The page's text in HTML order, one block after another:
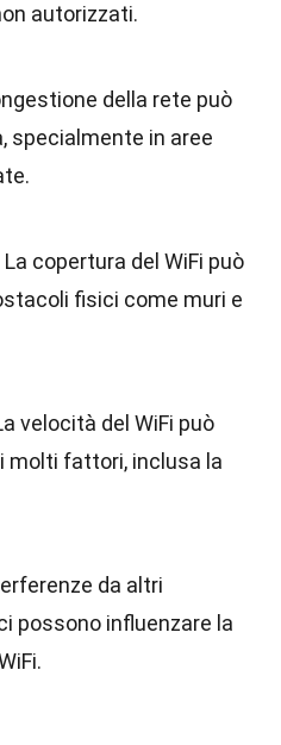
autorizzati.
della rete può
specialmente in aree
La copertura del WiFi può
fisici come muri e
velocità del WiFi può
molti fattori, inclusa la
da altri
possono influenzare la